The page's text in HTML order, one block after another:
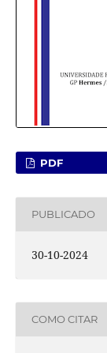
PDF
PUBLICADO
30-10-2024
COMO CITAR